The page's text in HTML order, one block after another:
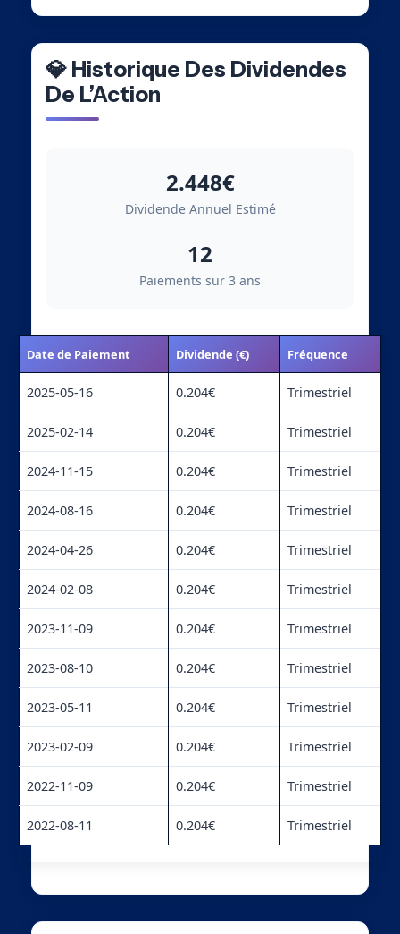
💎 Historique Des Dividendes
De L’Action
2.448€
Dividende Annuel Estimé
12
Paiements sur 3 ans
Date de Paiement Dividende (€) Fréquence
2025-05-16 0.204€ Trimestriel
2025-02-14 0.204€ Trimestriel
2024-11-15 0.204€ Trimestriel
2024-08-16 0.204€ Trimestriel
2024-04-26 0.204€ Trimestriel
2024-02-08 0.204€ Trimestriel
2023-11-09 0.204€ Trimestriel
2023-08-10 0.204€ Trimestriel
2023-05-11 0.204€ Trimestriel
2023-02-09 0.204€ Trimestriel
2022-11-09 0.204€ Trimestriel
2022-08-11 0.204€ Trimestriel